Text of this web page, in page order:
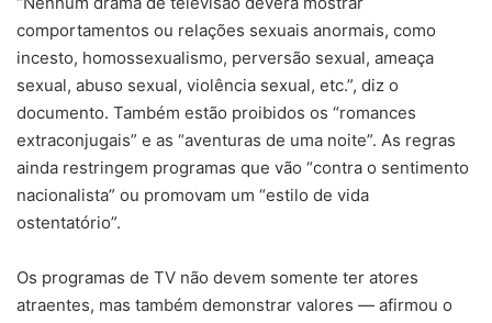
comportamentos ou relações sexuais anormais, como
incesto, homossexualismo, perversão sexual, ameaça
sexual, abuso sexual, violência sexual, etc.”, diz o
documento. Também estão proibidos os “romances
extraconjugais” e as “aventuras de uma noite”. As regras
ainda restringem programas que vão “contra o sentimento
nacionalista” ou promovam um “estilo de vida
ostentatório”.
Os programas de TV não devem somente ter atores
atraentes, mas também demonstrar valores — afirmou o